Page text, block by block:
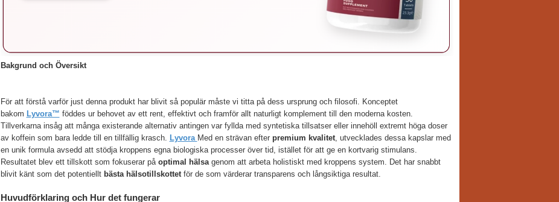
Bakgrund och Översikt
För att förstå varför just denna produkt har blivit så populär måste vi titta på dess ursprung och filosofi. Konceptet
bakom Lyvora™ föddes ur behovet av ett rent, effektivt och framför allt naturligt komplement till den moderna kosten.
Tillverkarna insåg att många existerande alternativ antingen var fyllda med syntetiska tillsatser eller innehöll extremt höga doser
av koffein som bara ledde till en tillfällig krasch.
Lyvora Med en strävan efter premium kvalitet, utvecklades dessa kapslar med
en unik formula avsedd att stödja kroppens egna biologiska processer över tid, istället för att ge en kortvarig stimulans.
Resultatet blev ett tillskott som fokuserar på optimal hälsagenom att arbeta holistiskt med kroppens system. Det har snabbt
blivit känt som det potentiellt bästa hälsotillskottetför de som värderar transparens och långsiktiga resultat.
Huvudförklaring och Hur det fungerar